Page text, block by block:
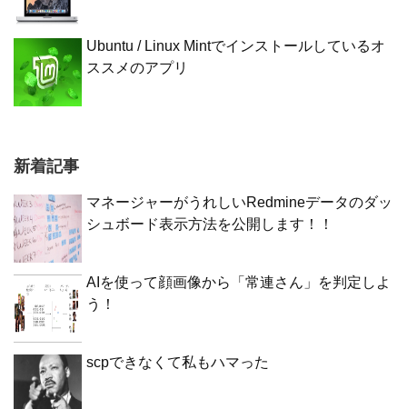
Ubuntu / Linux Mintでインストールしているオ
ススメのアプリ
新着記事
マネージャーがうれしいRedmineデータのダッ
シュボード表示方法を公開します！！
AIを使って顔画像から「常連さん」を判定しよ
う！
scpできなくて私もハマった